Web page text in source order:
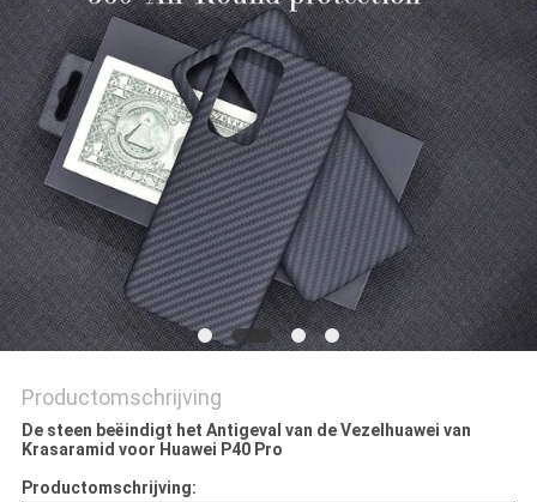
SITEMAP
PRIVACY
POLICY
Productomschrijving
De steen beëindigt het Antigeval van de Vezelhuawei van
Krasaramid voor Huawei P40 Pro
Productomschrijving: